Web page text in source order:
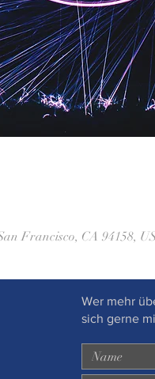
Francisco, CA 94158,
Wer mehr
sich gerne